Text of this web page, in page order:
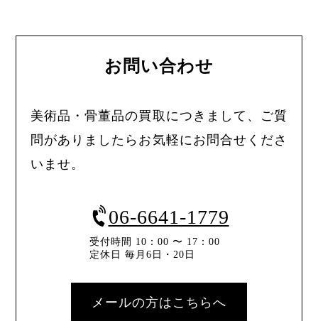
お問い合わせ
美術品・骨董品の買取につきまして、ご質
問がありましたらお気軽にお問合せくださ
いませ。
06-6641-1779
受付時間 10：00 〜 17：00
定休日 毎月6日・20日
メールの方はこちらへ